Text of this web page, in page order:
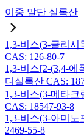
이중 말단 실록산
1,3-비스(3-글리
CAS: 126-80-7
1,3-비스[2-(3,4-에
디실록산 CAS:
1,3-비스(3-메타
CAS: 18547-93-8
1,3-비스(3-아미노
2469-55-8